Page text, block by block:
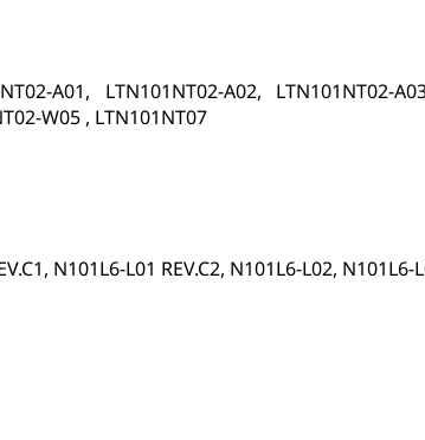
A01, LTN101NT02-A02, LTN101NT02-
W05 , LTN101NT07
N101L6-L01 REV.C2, N101L6-L02,